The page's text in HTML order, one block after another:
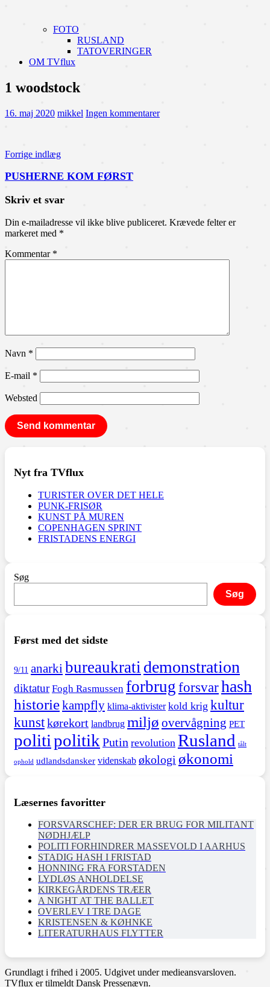
FOTO
RUSLAND
TATOVERINGER
OM TVflux
1 woodstock
16. maj 2020 mikkel Ingen kommentarer
Indlægsnavigation
Forrige indlæg
PUSHERNE KOM FØRST
Skriv et svar
Din e-mailadresse vil ikke blive publiceret. Krævede felter er
markeret med *
Kommentar *
Navn *
E-mail *
Websted
Nyt fra TVflux
TURISTER OVER DET HELE
PUNK-FRISØR
KUNST PÅ MUREN
COPENHAGEN SPRINT
FRISTADENS ENERGI
Søg
Søg
Først med det sidste
9/11 anarki bureaukrati demonstration
diktatur Fogh Rasmussen forbrugforsvarhash
historiekampfly klima-aktivister kold krig kultur
kunstkørekort landbrug miljø overvågning PET
politipolitik Putin revolution Rusland tålt
ophold udlandsdansker videnskab økologi økonomi
Læsernes favoritter
FORSVARSCHEF: DER ER BRUG FOR MILITANT
NØDHJÆLP
POLITI FORHINDRER MASSEVOLD I AARHUS
STADIG HASH I FRISTAD
HONNING FRA FORSTADEN
LYDLØS ANHOLDELSE
KIRKEGÅRDENS TRÆER
A NIGHT AT THE BALLET
OVERLEV I TRE DAGE
KRISTENSEN & KØHNKE
LITERATURHAUS FLYTTER
Grundlagt i frihed i 2005. Udgivet under medieansvarsloven.
TVflux er tilmeldt Dansk Pressenævn.